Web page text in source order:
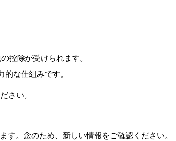
控除が受けられます。
な仕組みです。
さい。
。念のため、新しい情報をご確認ください。